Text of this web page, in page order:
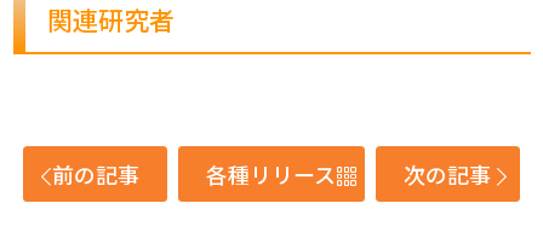
関連研究者
前の記事 各種リリース 次の記事